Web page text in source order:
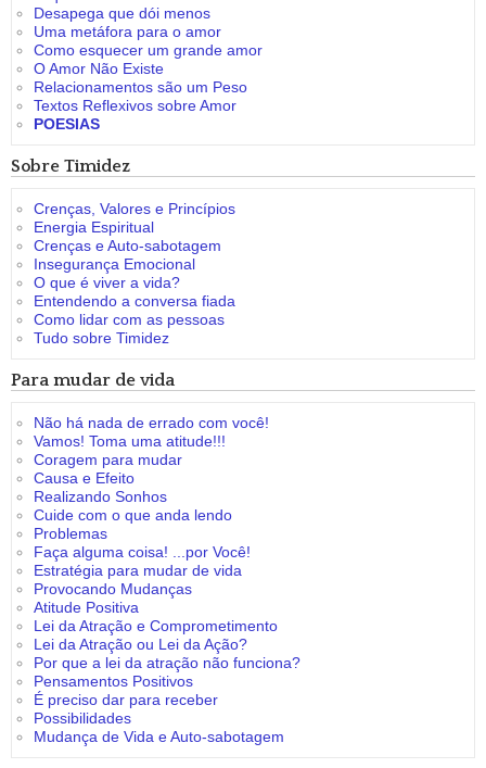
Desapega que dói menos
Uma metáfora para o amor
Como esquecer um grande amor
O Amor Não Existe
Relacionamentos são um Peso
Textos Reflexivos sobre Amor
POESIAS
Sobre Timidez
Crenças, Valores e Princípios
Energia Espiritual
Crenças e Auto-sabotagem
Insegurança Emocional
O que é viver a vida?
Entendendo a conversa fiada
Como lidar com as pessoas
Tudo sobre Timidez
Para mudar de vida
Não há nada de errado com você!
Vamos! Toma uma atitude!!!
Coragem para mudar
Causa e Efeito
Realizando Sonhos
Cuide com o que anda lendo
Problemas
Faça alguma coisa! ...por Você!
Estratégia para mudar de vida
Provocando Mudanças
Atitude Positiva
Lei da Atração e Comprometimento
Lei da Atração ou Lei da Ação?
Por que a lei da atração não funciona?
Pensamentos Positivos
É preciso dar para receber
Possibilidades
Mudança de Vida e Auto-sabotagem